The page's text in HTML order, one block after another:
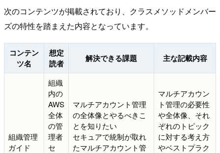
次のコンテンツが掲載されており、クラスメソッドメンバー
ズの特性を踏まえた内容となっています。
コンテン
ツ名
想定
読者
解決できる課題 主な記載内容
組織管理
ガイド
組織
内の
AWS
全体
の管
理者
セ
マルチアカウント管理
の全体像とやるべきこ
とを知りたい
セキュアで統制が取れ
たマルチアカウント管
マルチアカウン
ト管理の必要性
や全体像、それ
ぞれのトピック
に対する考え方
やベストプラク